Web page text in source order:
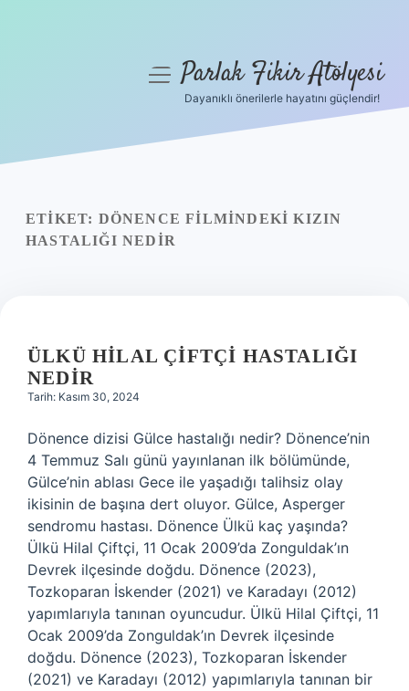
Yasal Uyarı
menüyüParlak Fikir Atölyesi
Dayanıklı önerilerle hayatını güçlendir!
ETIKET: DÖNENCE FILMINDEKI KIZIN
HASTALIĞI NEDIR
ÜLKÜ HILAL ÇIFTÇI HASTALIĞI
NEDIR
Tarih: Kasım 30, 2024
Dönence dizisi Gülce hastalığı nedir? Dönence’nin
4 Temmuz Salı günü yayınlanan ilk bölümünde,
Gülce’nin ablası Gece ile yaşadığı talihsiz olay
ikisinin de başına dert oluyor. Gülce, Asperger
sendromu hastası. Dönence Ülkü kaç yaşında?
Ülkü Hilal Çiftçi, 11 Ocak 2009’da Zonguldak’ın
Devrek ilçesinde doğdu. Dönence (2023),
Tozkoparan İskender (2021) ve Karadayı (2012)
yapımlarıyla tanınan oyuncudur. Ülkü Hilal Çiftçi, 11
Ocak 2009’da Zonguldak’ın Devrek ilçesinde
doğdu. Dönence (2023), Tozkoparan İskender
(2021) ve Karadayı (2012) yapımlarıyla tanınan bir